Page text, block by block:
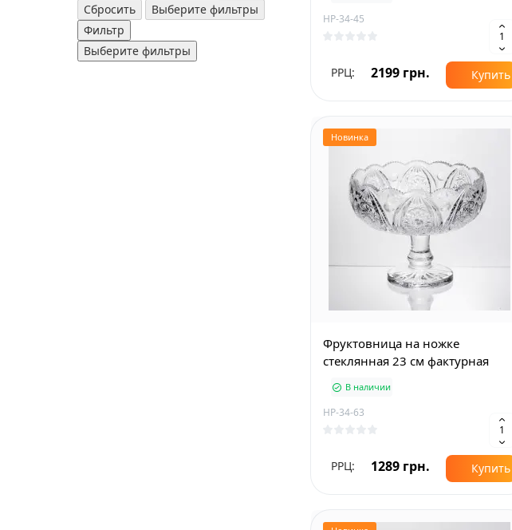
Сбросить
Выберите фильтры
Фильтр
Выберите фильтры
HP-34-45
РРЦ: 2199 грн. Купить
Новинка
Фруктовница на ножке
стеклянная 23 см фактурная
В наличии
HP-34-63
РРЦ: 1289 грн. Купить